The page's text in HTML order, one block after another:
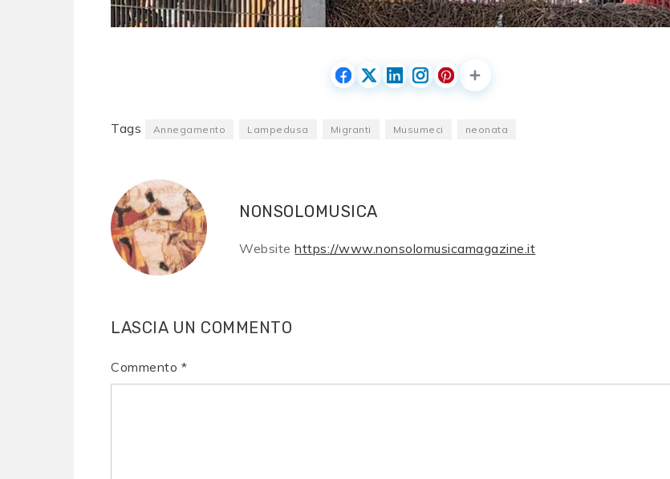
Tags Annegamento Lampedusa Migranti Musumeci neonata
NONSOLOMUSICA
Website https://www.nonsolomusicamagazine.it
LASCIA UN COMMENTO
Commento *